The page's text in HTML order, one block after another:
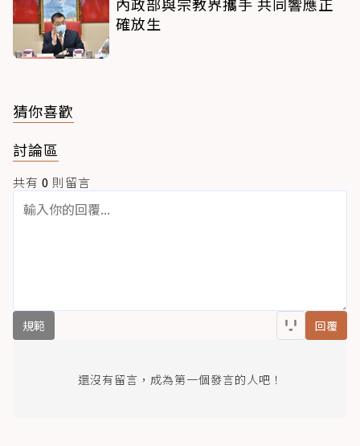
確放生
猜你喜歡
討論區
共有 0 則留言
規範 回覆
還沒有留言，成為第一個發言的人吧！